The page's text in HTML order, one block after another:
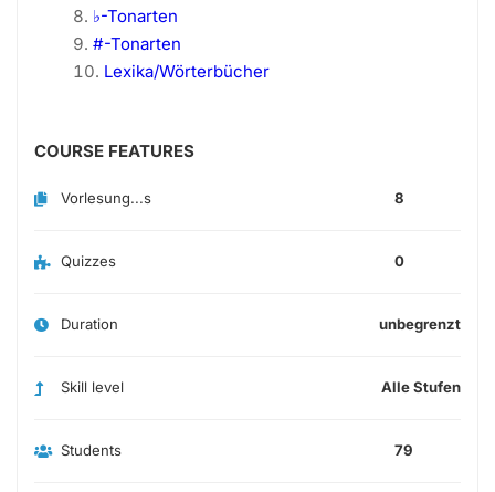
♭-Tonarten
#-Tonarten
Lexika/Wörterbücher
COURSE FEATURES
Vorlesung...s 8
Quizzes 0
Duration unbegrenzt
Skill level Alle Stufen
Students 79